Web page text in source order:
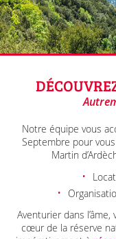
Notre équipe vous
Septembre pour
Martin
Aventurier dans
cœur de la réserve